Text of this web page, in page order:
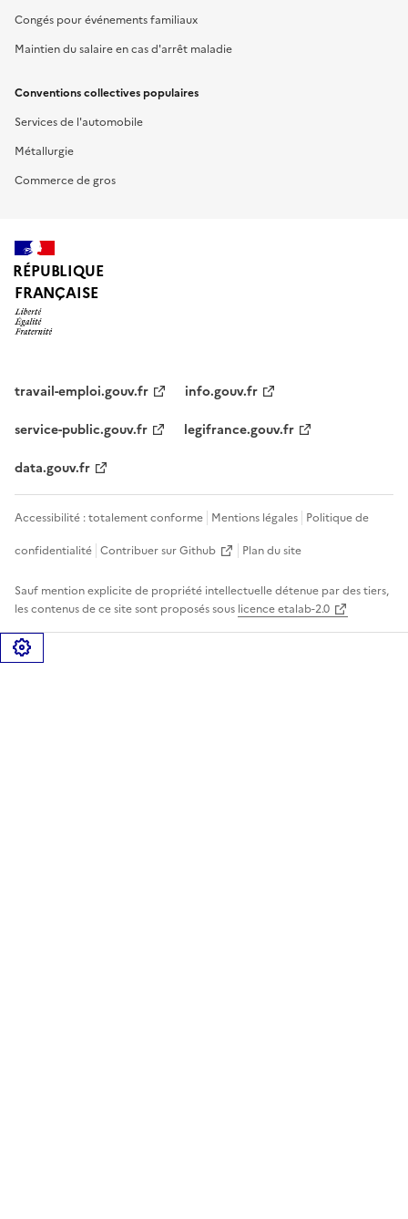
Congés pour événements familiaux
Maintien du salaire en cas d'arrêt maladie
Conventions collectives populaires
Services de l'automobile
Métallurgie
Commerce de gros
RÉPUBLIQUE
FRANÇAISE
travail-emploi.gouv.fr
info.gouv.fr
service-public.gouv.fr
legifrance.gouv.fr
data.gouv.fr
Accessibilité : totalement conforme Mentions légales Politique de
confidentialité Contribuer sur Github Plan du site
Sauf mention explicite de propriété intellectuelle détenue par des tiers,
les contenus de ce site sont proposés sous licence etalab-2.0
Gérer les cookies